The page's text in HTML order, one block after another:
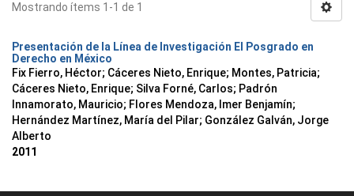
Mostrando ítems 1-1 de 1
Presentación de la Línea de Investigación El Posgrado en
Derecho en México
Fix Fierro, Héctor; Cáceres Nieto, Enrique; Montes, Patricia;
Cáceres Nieto, Enrique; Silva Forné, Carlos; Padrón
Innamorato, Mauricio; Flores Mendoza, Imer Benjamín;
Hernández Martínez, María del Pilar; González Galván, Jorge
Alberto
2011